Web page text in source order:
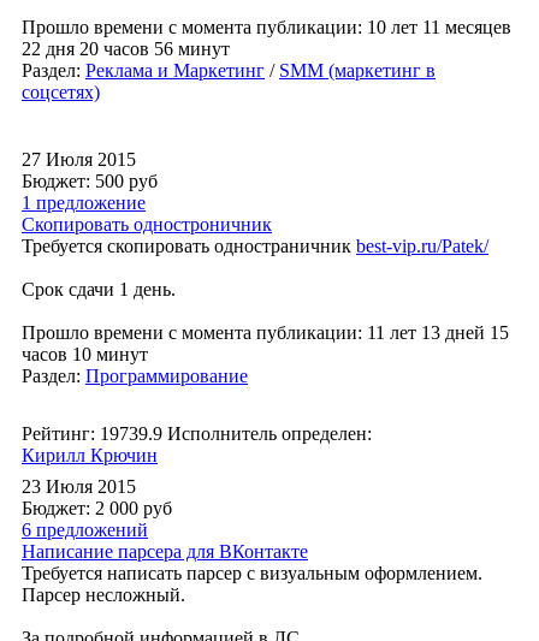
Прошло времени с момента публикации: 10 лет 11 месяцев
22 дня 20 часов 56 минут
Раздел: Реклама и Маркетинг / SMM (маркетинг в
соцсетях)
27 Июля 2015
Бюджет: 500 руб
1 предложение
Скопировать одностроничник
Требуется скопировать одностраничник best-vip.ru/Patek/
Срок сдачи 1 день.
Прошло времени с момента публикации: 11 лет 13 дней 15
часов 10 минут
Раздел: Программирование
Рейтинг: 19739.9 Исполнитель определен:
Кирилл Крючин
23 Июля 2015
Бюджет: 2 000 руб
6 предложений
Написание парсера для ВКонтакте
Требуется написать парсер с визуальным оформлением.
Парсер несложный.